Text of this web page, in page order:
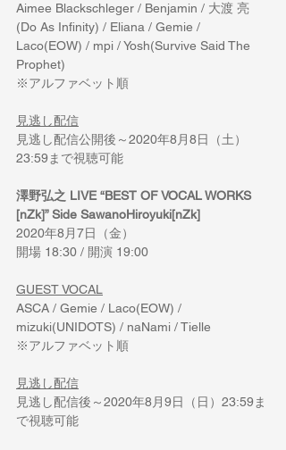
Aimee Blackschleger / Benjamin / 大渡 亮
(Do As Infinity) / Eliana / Gemie /
Laco(EOW) / mpi / Yosh(Survive Said The
Prophet)
※アルファベット順
見逃し配信
見逃し配信公開後～2020年8月8日（土）
23:59まで視聴可能
澤野弘之 LIVE “BEST OF VOCAL WORKS
[nZk]” Side SawanoHiroyuki[nZk]
2020年8月7日（金）
開場 18:30 / 開演 19:00
GUEST VOCAL
ASCA / Gemie / Laco(EOW) /
mizuki(UNIDOTS) / naNami / Tielle
※アルファベット順
見逃し配信
見逃し配信後～2020年8月9日（日）23:59ま
で視聴可能